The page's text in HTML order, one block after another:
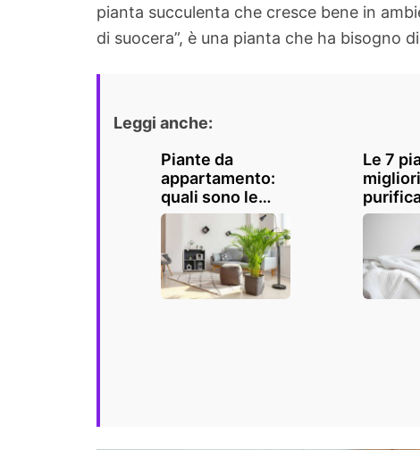
pianta succulenta che cresce bene in
di suocera”, è una pianta che ha bisogno
Leggi anche:
Piante da
appartamento:
quali sono le
migliori da
tenere in casa?
Le 7
della